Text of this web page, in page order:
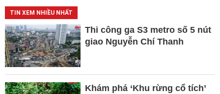
TIN XEM NHIỀU NHẤT
Thi công ga S3 metro số 5 nút
giao Nguyễn Chí Thanh
Khám phá ‘Khu rừng cổ tích’